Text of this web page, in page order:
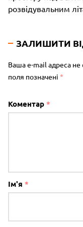
розвідувальним
ЗАЛИШИТИ
Ваша e-mail адреса
поля позначені *
Коментар *
Ім'я *